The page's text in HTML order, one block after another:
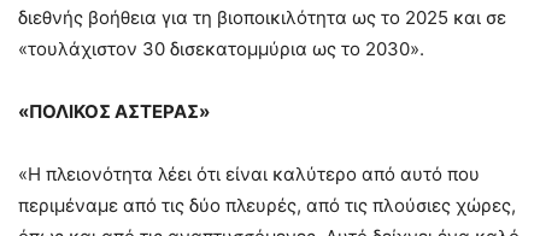
διεθνής βοήθεια για τη βιοποικιλότητα ως το 2025 και σε
«τουλάχιστον 30 δισεκατομμύρια ως το 2030».
«ΠΟΛΙΚΟΣ ΑΣΤΕΡΑΣ»
«Η πλειονότητα λέει ότι είναι καλύτερο από αυτό που
περιμέναμε από τις δύο πλευρές, από τις πλούσιες χώρες,